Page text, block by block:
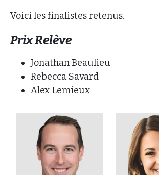
Voici les finalistes retenus.
Prix Relève
Jonathan Beaulieu
Rebecca Savard
Alex Lemieux